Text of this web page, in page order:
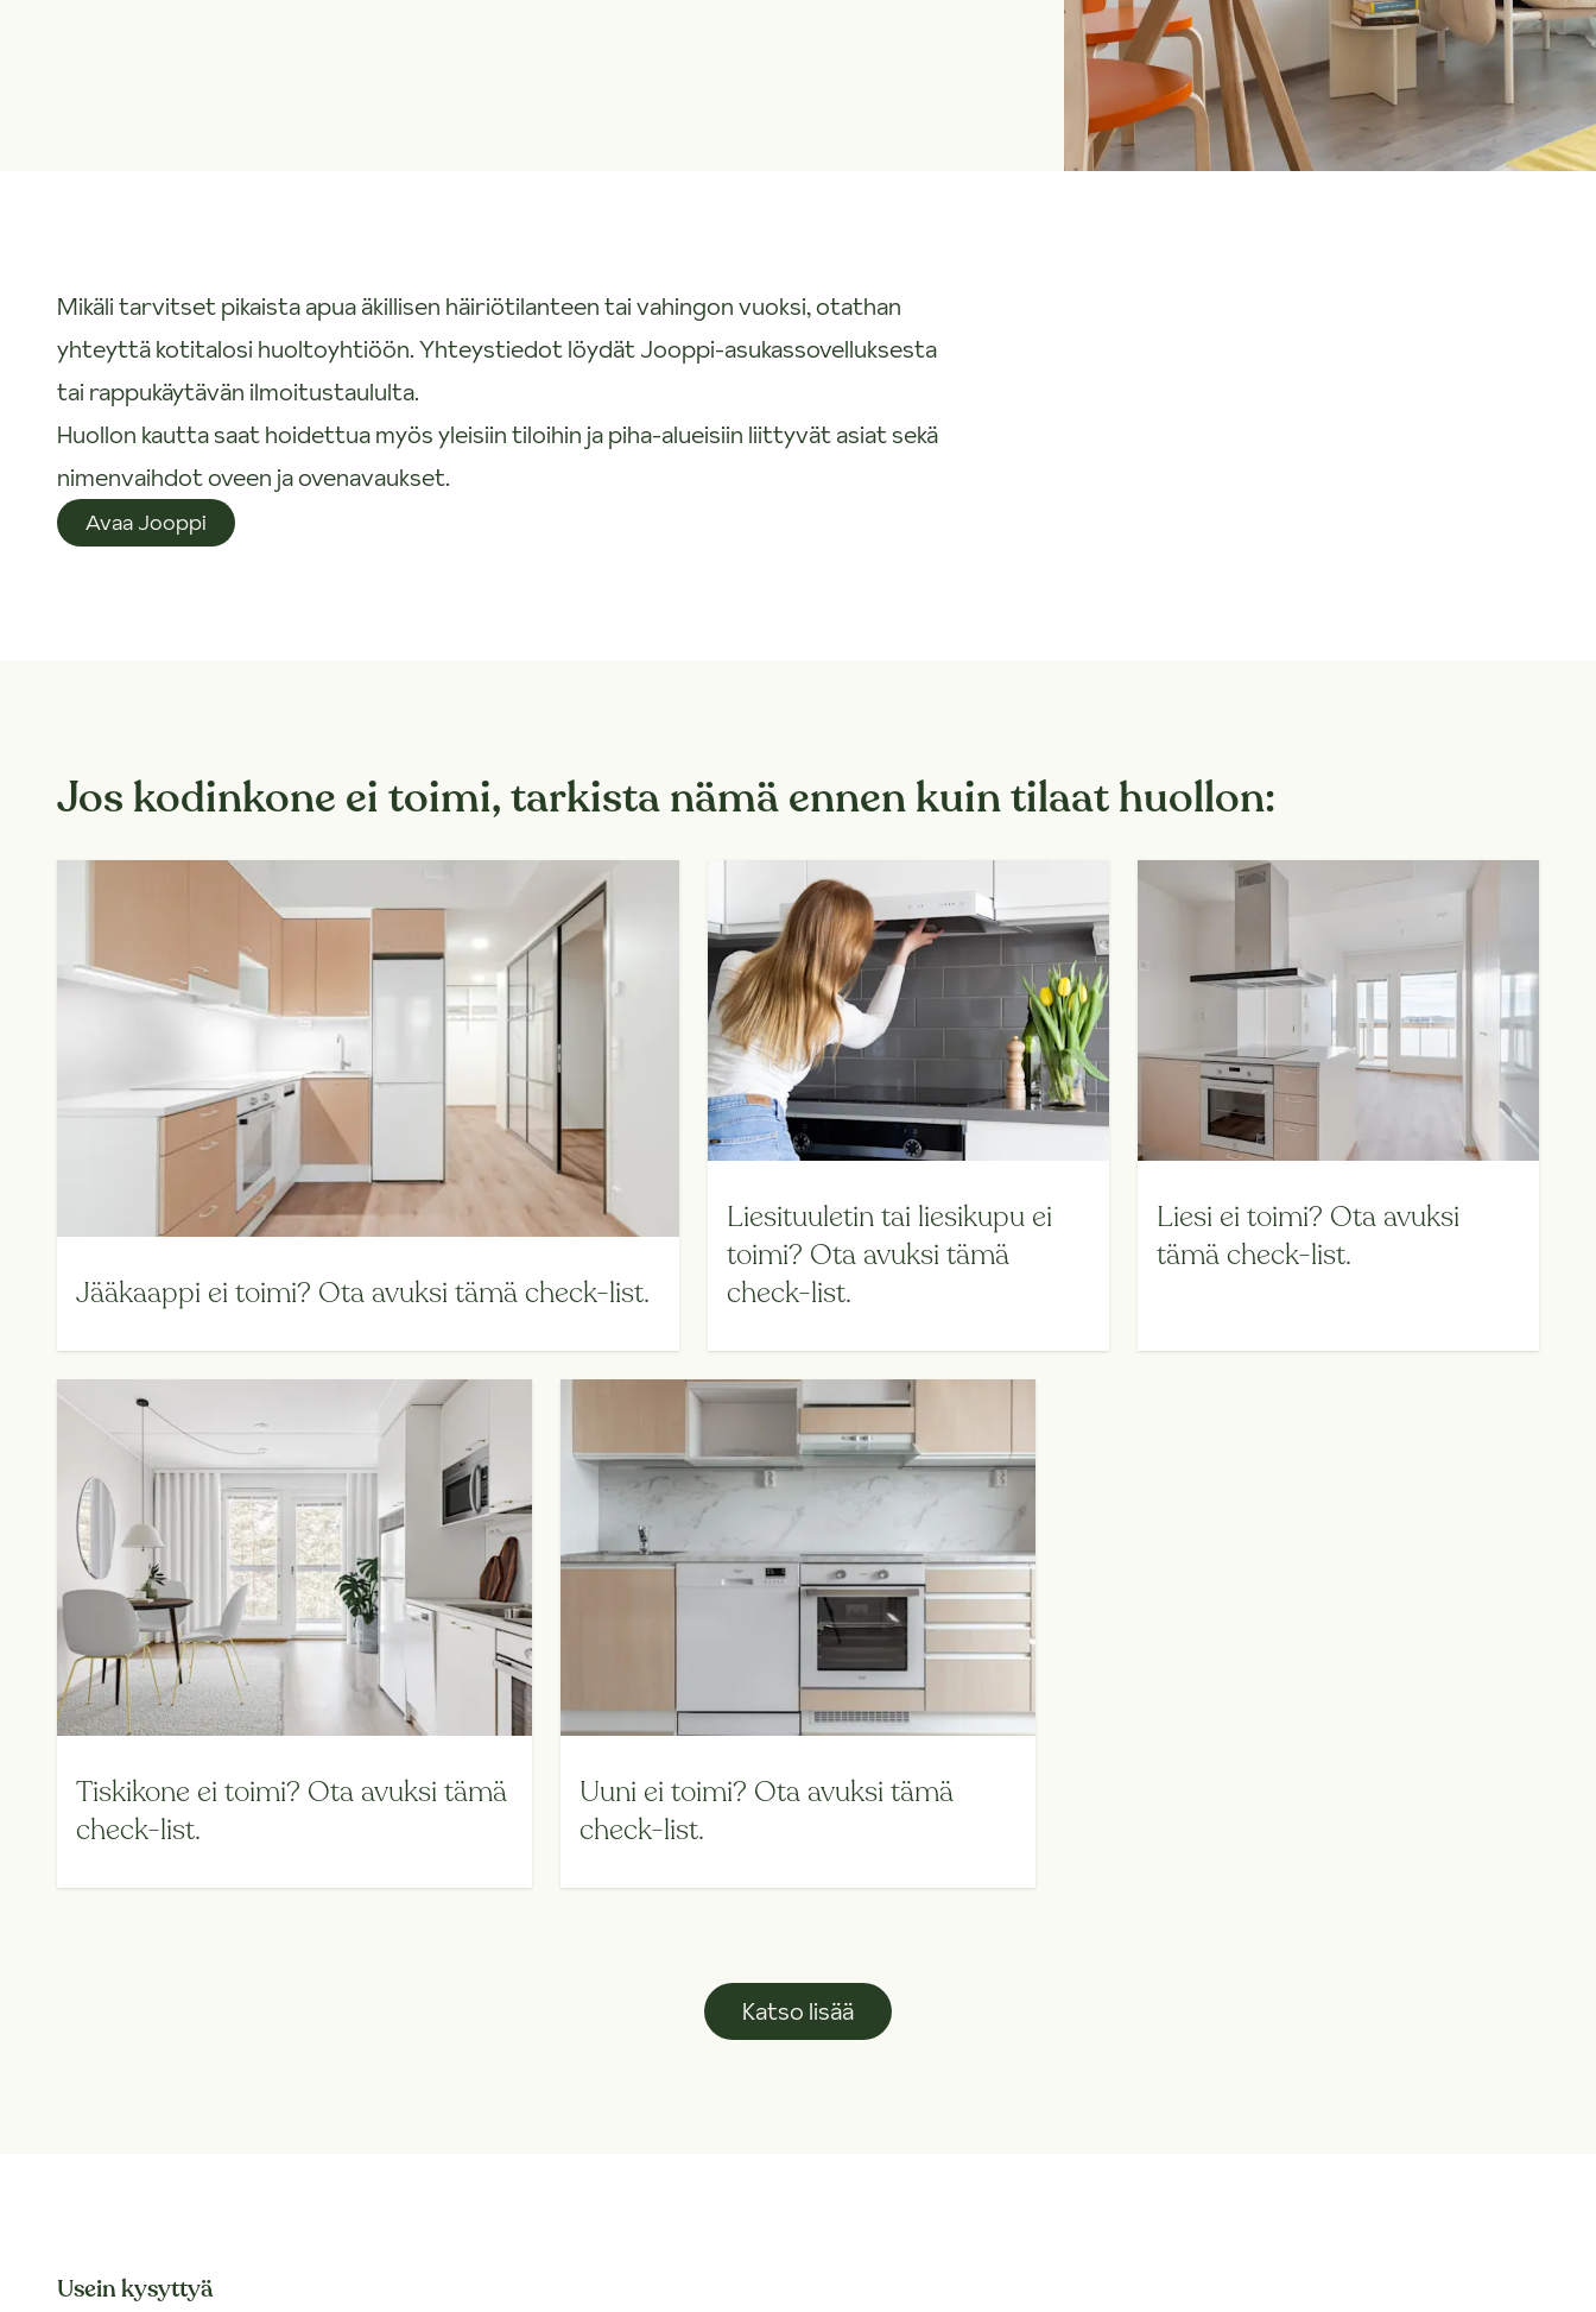
Mikäli tarvitset pikaista apua äkillisen häiriötilanteen tai vahingon vuoksi, otathan
yhteyttä kotitalosi huoltoyhtiöön. Yhteystiedot löydät Jooppi-asukassovelluksesta
tai rappukäytävän ilmoitustaululta.
Huollon kautta saat hoidettua myös yleisiin tiloihin ja piha-alueisiin liittyvät asiat sekä
nimenvaihdot oveen ja ovenavaukset.
Avaa Jooppi
Jos kodinkone ei toimi, tarkista nämä ennen kuin tilaat huollon:
Jääkaappi ei toimi? Ota avuksi tämä check-list.
Liesituuletin tai liesikupu ei
toimi? Ota avuksi tämä
check-list.
Liesi ei toimi? Ota avuksi
tämä check-list.
Tiskikone ei toimi? Ota avuksi tämä
check-list.
Uuni ei toimi? Ota avuksi tämä
check-list.
Katso lisää
Usein kysyttyä